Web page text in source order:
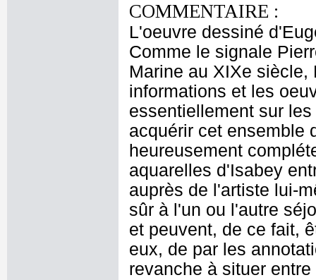
COMMENTAIRE :
L'oeuvre dessiné
Comme le signale
Marine au XIXe
informations et les
essentiellement sur
acquérir cet ensemble
heureusement
aquarelles d'Isabey
auprès de l'artiste lui-
sûr à l'un ou l'autre
et peuvent, de ce fait,
eux, de par les
revanche à situer